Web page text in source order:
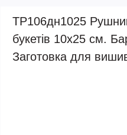
ТР106дн1025
букетів 10х25 см.
Заготовка для